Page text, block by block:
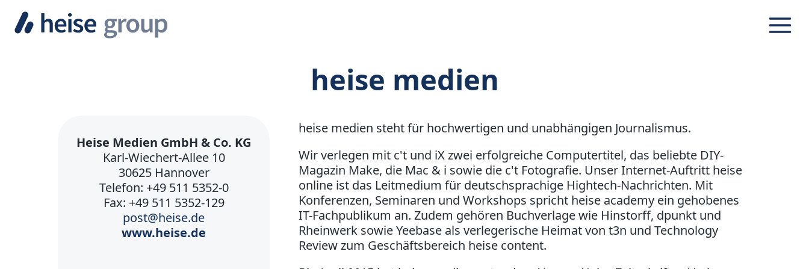
heise medien
heise medien steht für hochwertigen und unabhängigen Journalismus.
Wir verlegen mit c't und iX zwei erfolgreiche Computertitel, das beliebte DIY-
Magazin Make, die Mac & i sowie die c't Fotografie. Unser Internet-Auftritt heise
online ist das Leitmedium für deutschsprachige Hightech-Nachrichten. Mit
Konferenzen, Seminaren und Workshops spricht heise academy ein gehobenes
IT-Fachpublikum an. Zudem gehören Buchverlage wie Hinstorff, dpunkt und
Rheinwerk sowie Yeebase als verlegerische Heimat von t3n und Technology
Review zum Geschäftsbereich heise content.
Heise Medien GmbH & Co. KG
Karl-Wiechert-Allee 10
30625 Hannover
Telefon: +49 511 5352-0
Fax: +49 511 5352-129
post@heise.de
www.heise.de